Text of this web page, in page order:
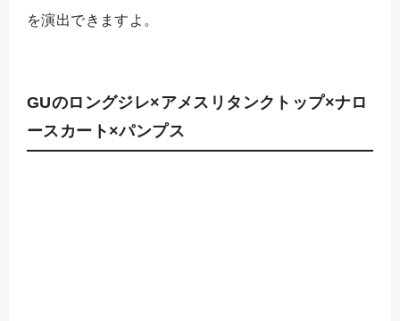
を演出できますよ。
GUのロングジレ×アメスリタンクトップ×ナロ
ースカート×パンプス